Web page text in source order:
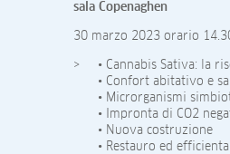
sala Copenaghen
30 marzo 2023 orario
• Cannabis Sativa: la
• Confort abitativo e
• Microrganismi
• Impronta di CO2
• Nuova costruzione
• Restauro ed